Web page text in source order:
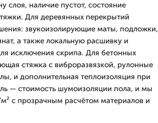
слоя, наличие пустот, состояние
Для деревянных перекрытий
звукоизолирующие маты, подложки,
а также локальную расшивку и
исключения скрипа. Для бетонных
стяжка с виброразвязкой, рулонные
и дополнительная теплоизоляция при
— стоимость шумоизоляции пола, и мы
с прозрачным расчётом материалов и